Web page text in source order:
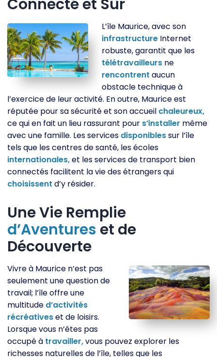
Connecté et Sûr
L’île Maurice, avec son
infrastructure Internet
robuste, garantit que les
télétravailleurs ne
rencontrent aucun
obstacle technique à
l’exercice de leur activité. En outre, Maurice est
réputée pour sa sécurité et son accueil chaleureux,
ce qui en fait un lieu rassurant pour s’installer même
avec une famille. Les services disponiblessur l’île
tels que les centres de santé, les écoles
internationales,et les services de transport bien
connectés facilitent la vie des étrangers qui
choisissent d’y résider.
Une Vie Remplie
d’Aventures et de
Découverte
Vivre à Maurice n’est pas
seulement une question de
travail; l’île offre une
multitude d’activités
récréativeset de loisirs.
Lorsque vous n’êtes pas
occupé à travailler,vous pouvez explorer les
richesses naturelles de l’île, telles que les